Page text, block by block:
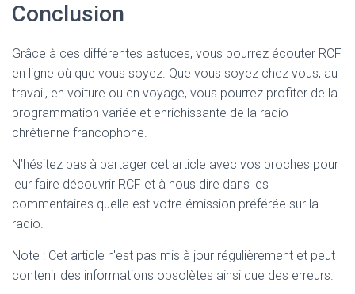
Conclusion
Grâce à ces différentes astuces, vous pourrez écouter RCF
en ligne où que vous soyez. Que vous soyez chez vous, au
travail, en voiture ou en voyage, vous pourrez profiter de la
programmation variée et enrichissante de la radio
chrétienne francophone.
N’hésitez pas à partager cet article avec vos proches pour
leur faire découvrir RCF et à nous dire dans les
commentaires quelle est votre émission préférée sur la
radio.
Note : Cet article n'est pas mis à jour régulièrement et peut
contenir des informations obsolètes ainsi que des erreurs.